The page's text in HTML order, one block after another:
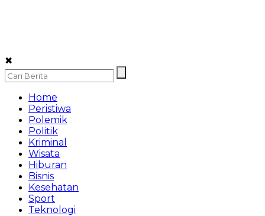
✖
Home
Peristiwa
Polemik
Politik
Kriminal
Wisata
Hiburan
Bisnis
Kesehatan
Sport
Teknologi